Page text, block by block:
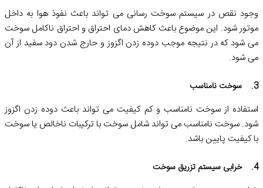
وجود نقص در سیستم سوخت‌ رسانی می ‌تواند باعث نفوذ هوا به داخل
موتور شود. این موضوع باعث کاهش دمای احتراق و احتراق ناکامل سوخت
می‌ شود که در نتیجه موجب دوده زدن اگزوز و حارج شدن دود سفید از آن
می شود.
3. سوخت نامناسب
استفاده از سوخت نامناسب و کم کیفیت می ‌تواند باعث دوده زدن اگزوز
شود. سوخت نامناسب می تواند شامل سوخت با ترکیبات ناخالص یا سوخت
با کیفیت پایین باشد.
4. خرابی سیستم تزریق سوخت